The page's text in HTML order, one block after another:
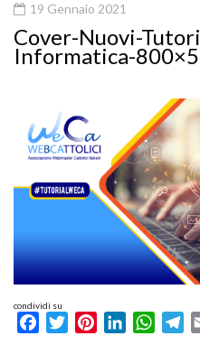
19 Gennaio 2021
Cover-Nuovi-
Informatica-
condividi su
FacebookTwitterPinterestLinkedIn